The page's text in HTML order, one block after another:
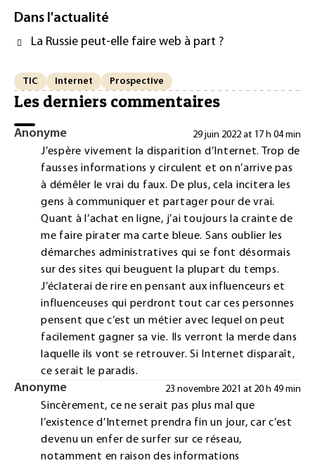
Dans l'actualité
La Russie peut-elle faire web à part ?
TIC Internet Prospective
Les derniers commentaires
Anonyme 29 juin 2022 at 17 h 04 min
J’espère vivement la disparition d’Internet. Trop de
fausses informations y circulent et on n’arrive pas
à démêler le vrai du faux. De plus, cela incitera les
gens à communiquer et partager pour de vrai.
Quant à l’achat en ligne, j’ai toujours la crainte de
me faire pirater ma carte bleue. Sans oublier les
démarches administratives qui se font désormais
sur des sites qui beuguent la plupart du temps.
J’éclaterai de rire en pensant aux influenceurs et
influenceuses qui perdront tout car ces personnes
pensent que c’est un métier avec lequel on peut
facilement gagner sa vie. Ils verront la merde dans
laquelle ils vont se retrouver. Si Internet disparaît,
ce serait le paradis.
Anonyme 23 novembre 2021 at 20 h 49 min
Sincèrement, ce ne serait pas plus mal que
l’existence d’Internet prendra fin un jour, car c’est
devenu un enfer de surfer sur ce réseau,
notamment en raison des informations